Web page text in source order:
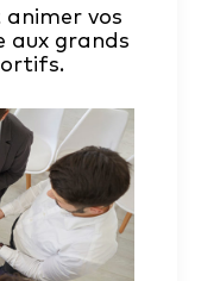
animer vos
aux grands